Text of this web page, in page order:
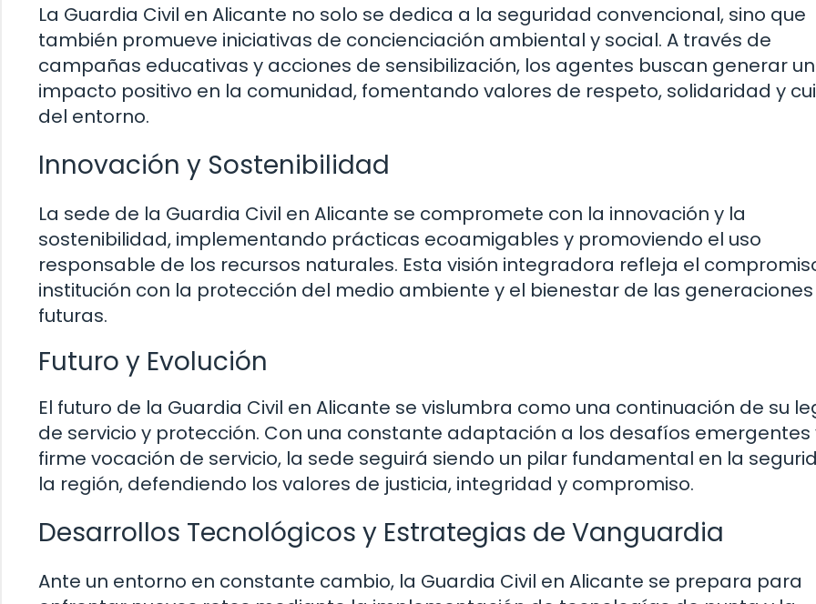
La Guardia Civil en Alicante no solo se dedica a la seguridad convencional, sino que
también promueve iniciativas de concienciación ambiental y social. A través de
campañas educativas y acciones de sensibilización, los agentes buscan generar un
impacto positivo en la comunidad, fomentando valores de respeto, solidaridad y
del entorno.
Innovación y Sostenibilidad
La sede de la Guardia Civil en Alicante se compromete con la innovación y la
sostenibilidad, implementando prácticas ecoamigables y promoviendo el uso
responsable de los recursos naturales. Esta visión integradora refleja el
institución con la protección del medio ambiente y el bienestar de las generaciones
futuras.
Futuro y Evolución
El futuro de la Guardia Civil en Alicante se vislumbra como una continuación de su
de servicio y protección. Con una constante adaptación a los desafíos emergentes
firme vocación de servicio, la sede seguirá siendo un pilar fundamental en la
la región, defendiendo los valores de justicia, integridad y compromiso.
Desarrollos Tecnológicos y Estrategias de Vanguardia
Ante un entorno en constante cambio, la Guardia Civil en Alicante se prepara para